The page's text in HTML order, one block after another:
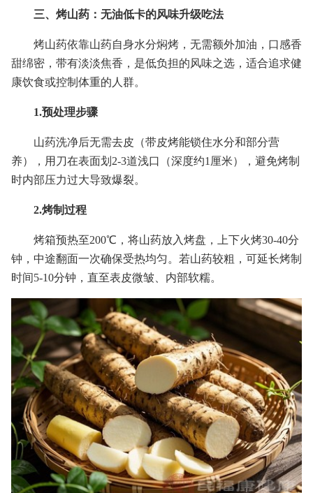
三、烤山药：无油低卡的风味升级吃法
烤山药依靠山药自身水分焖烤，无需额外加油，口感香
甜绵密，带有淡淡焦香，是低负担的风味之选，适合追求健
康饮食或控制体重的人群。
1.预处理步骤
山药洗净后无需去皮（带皮烤能锁住水分和部分营
养），用刀在表面划2-3道浅口（深度约1厘米），避免烤制
时内部压力过大导致爆裂。
2.烤制过程
烤箱预热至200℃，将山药放入烤盘，上下火烤30-40分
钟，中途翻面一次确保受热均匀。若山药较粗，可延长烤制
时间5-10分钟，直至表皮微皱、内部软糯。